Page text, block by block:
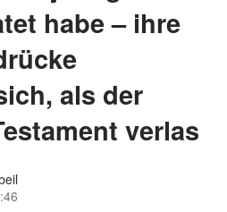
habe – ihre
als der
verlas